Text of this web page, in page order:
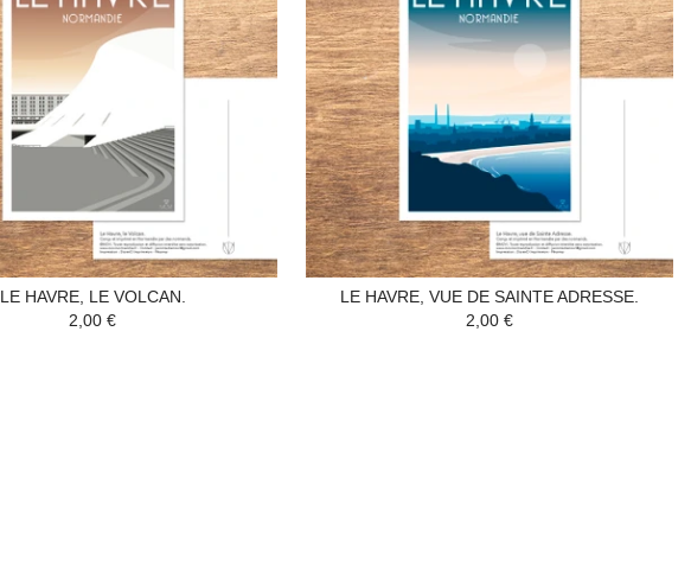
LE HAVRE, LE VOLCAN.
2,00 €
LE HAVRE, VUE DE SAINTE ADRESSE.
2,00 €